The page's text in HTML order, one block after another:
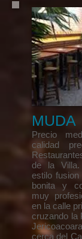
MUDA
​Precio
calidad
de la Villa.
estilo
bonita y
muy
en la calle
cruzando la
cerca del